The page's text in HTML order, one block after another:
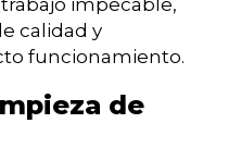
impecable,
calidad y
funcionamiento.
de